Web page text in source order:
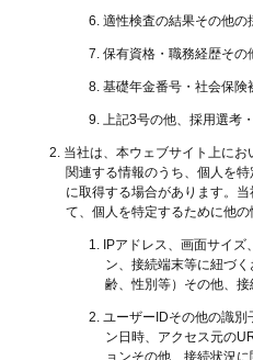
適性検査の結果その他の
保有資格・職務経歴そ
基礎年金番号・社会保険
上記3号の他、採用選考
当社は、本ウェブサイト上に
関連する情報のうち、個人を
に取得する場合があります。
て、個人を特定するために他の
IPアドレス、画面サイ
ン、接続端末等に紐づ
齢、性別等）その他、
ユーザーIDその他の識別
ン日時、アクセス元の
ョンその他、接続状況